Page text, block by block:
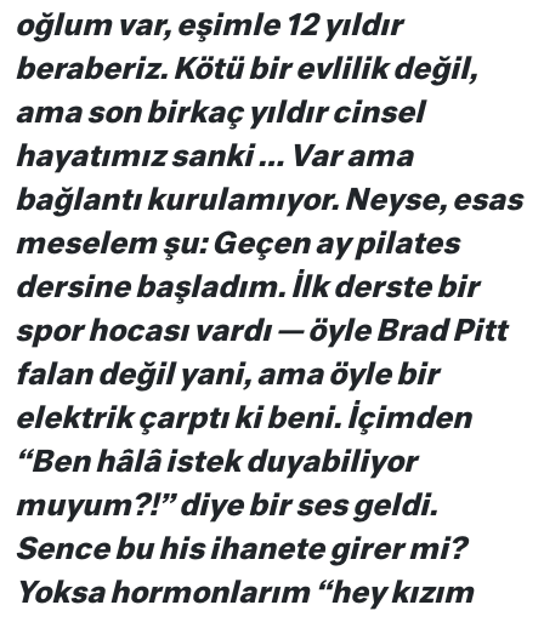
oğlum var, eşimle 12 yıldır
beraberiz. Kötü bir evlilik değil,
ama son birkaç yıldır cinsel
hayatımız sanki … Var ama
bağlantı kurulamıyor. Neyse, esas
meselem şu: Geçen ay pilates
dersine başladım. İlk derste bir
spor hocası vardı — öyle Brad Pitt
falan değil yani, ama öyle bir
elektrik çarptı ki beni. İçimden
“Ben hâlâ istek duyabiliyor
muyum?!” diye bir ses geldi.
Sence bu his ihanete girer mi?
Yoksa hormonlarım “hey kızım